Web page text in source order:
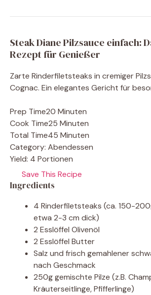
Steak Diane Pilzsauce einfach:
Rezept für Genießer
Zarte Rinderfiletsteaks in cremiger
Cognac. Ein elegantes Gericht für
Prep Time20 Minuten
Cook Time25 Minuten
Total Time45 Minuten
Category: Abendessen
Yield: 4 Portionen
Save This Recipe
Ingredients
4 Rinderfiletsteaks (ca. 150-
etwa 2-3 cm dick)
2 Esslöffel Olivenöl
2 Esslöffel Butter
Salz und frisch gemahlener
nach Geschmack
250g gemischte Pilze (z.B.
Kräuterseitlinge, Pfifferlinge)